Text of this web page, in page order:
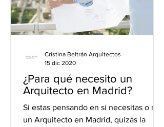
¿Para qué necesito un
Arquitecto en Madrid?
Si estas pensando en si necesitas o no
un Arquitecto en Madrid, quizás la
Cristina Beltrán Arquitectos
15 dic 2020